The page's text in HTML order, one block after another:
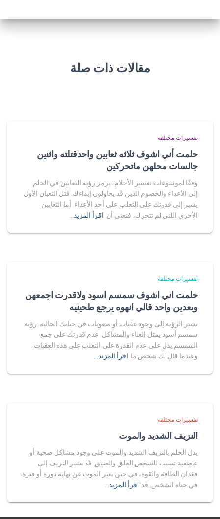
مقالات ذات صلة
تفسيرات مختلفة
حلمت أني اشوف ثلاثه ثعابين واحدقتلته واثنين
جالسات محلهن ماتحركين
وفقًا لموسوعات تفسير الأحلام، يرمز رؤية الثعابين في الحلم
إلى الأعداء والخصوم الذين قد يحاولون إيذاءك. قتل الثعبان الأول
يشير إلى قدرتك على التغلب على أحد الأعداء. أما الثعابين
الأخرى اللتي لم تتحرك، فتعني أن اقرأ المزيد…
تفسيرات مختلفة
حلمت اني اشوف سمسم اسود ولاقدرت اجمعهن
وبعدين واحد قالي انهوه يرجع طحينيه
تشير الرؤية إلى وجود عقبات أو صعوبات في حياتك الحالية. رؤية
سمسم أسود يمثل العناء والمشاكل. عدم قدرتك على جمع
السمسم يدل على عدم القدرة على التغلب على هذه العقبات.
وعندما قال لك شخص ما اقرأ المزيد…
تفسيرات مختلفة
النزيف الشديد والموت
يدل الحلم بالنزيف الشديد والموت على وجود مشاكل صحية أو
عاطفية تسبب للشخص القلق والضيق. قد يشير النزيف إلى
فقدان الطاقة والقوة، في حين يعبر الموت عن نهاية دورة أو فترة
في حياة الشخص. قد اقرأ المزيد…